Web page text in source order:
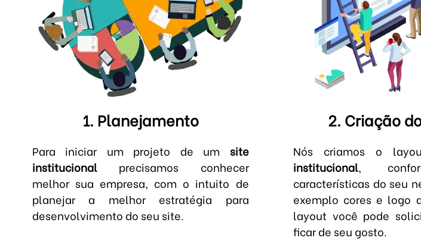
1. Planejamento
Para iniciar um projeto de um site
institucionalprecisamos conhecer
melhor sua empresa, com o intuito de
planejar a melhor estratégia para
desenvolvimento do seu site.
2. Criação
Nós criamos o
institucional,
características do seu
exemplo cores e logo
layout você pode
ficar de seu gosto.